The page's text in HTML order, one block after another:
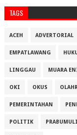
TAGS
ACEH ADVERTORIAL
EMPATLAWANG
LINGGAU MUARA
OKI OKUS
PEMERINTAHAN
POLITIK